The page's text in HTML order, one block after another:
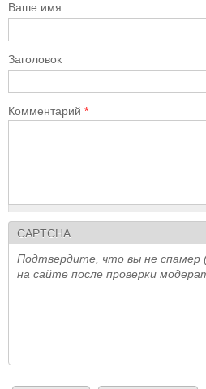
Ваше имя
Заголовок
Комментарий *
CAPTCHA
Подтвердите, что вы не спамер
на сайте после проверки